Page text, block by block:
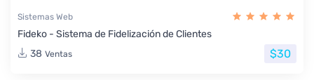
Sistemas Web
Fideko - Sistema de Fidelización de Clientes
38 Ventas $30